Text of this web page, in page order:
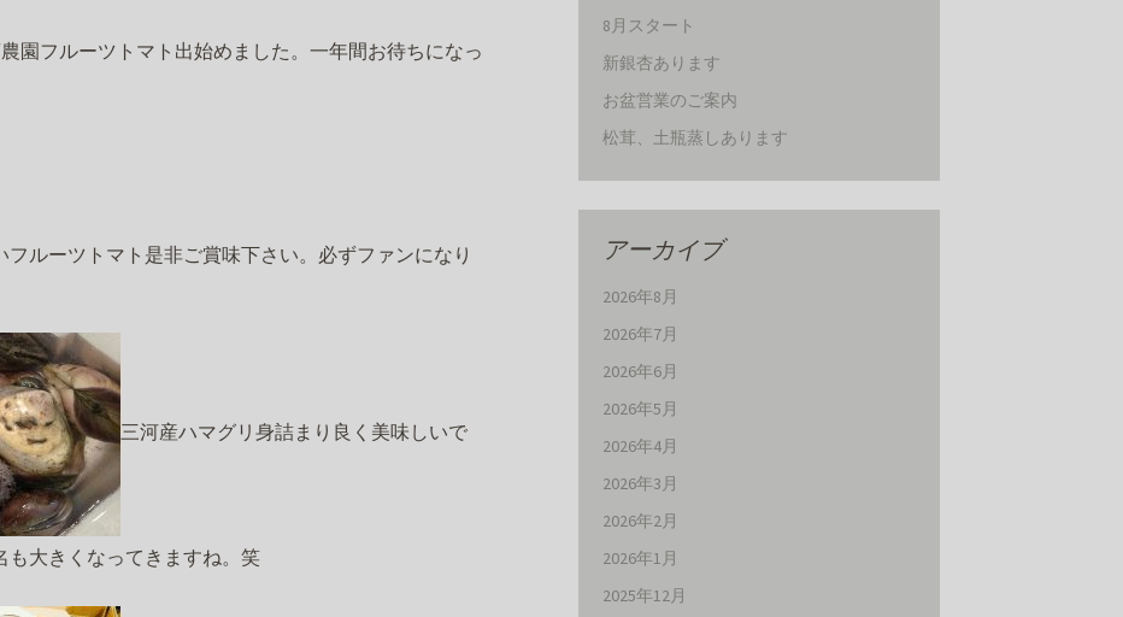
園フルーツトマト出始めました。一年間お待ちになっ
ルーツトマト是非ご賞味下さい。必ずファンになり
三河産ハマグリ身詰まり良く美味しいで
大きくなってきますね。笑
8月スタート
新銀杏あります
お盆営業のご案内
松茸、土瓶蒸しあります
アーカイブ
2026年8月
2026年7月
2026年6月
2026年5月
2026年4月
2026年3月
2026年2月
2026年1月
2025年12月